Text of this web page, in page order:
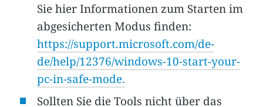
Sie hier Informationen zum Starten im
abgesicherten Modus finden:
https://support.microsoft.com/de-
de/help/12376/windows-10-start-your-
pc-in-safe-mode.
Sollten Sie die Tools nicht über das